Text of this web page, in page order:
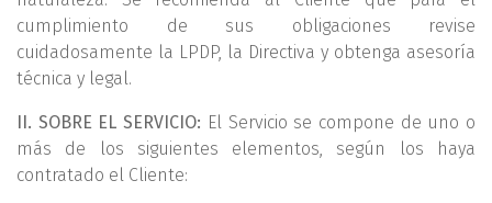
cumplimiento de sus obligaciones revise
cuidadosamente la LPDP, la Directiva y obtenga asesoría
técnica y legal.
II. SOBRE EL SERVICIO: El Servicio se compone de uno o
más de los siguientes elementos, según los haya
contratado el Cliente: